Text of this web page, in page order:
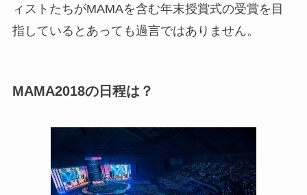
ィストたちがMAMAを含む年末授賞式の受賞を目
指しているとあっても過言ではありません。
MAMA2018の日程は？